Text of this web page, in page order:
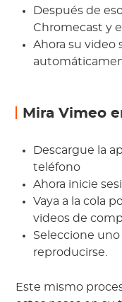
Después de
Chromecast y
Ahora su video
Mira Vimeo
Descargue la
teléfono
Ahora inicie
Vaya a la cola
videos de
Seleccione uno
reproducirse.
Este mismo